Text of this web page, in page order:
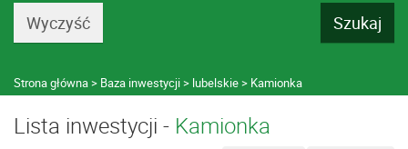
Strona główna Baza inwestycji lubelskie Kamionka
Lista inwestycji - Kamionka